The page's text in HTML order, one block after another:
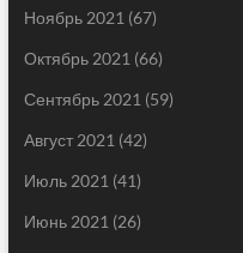
Ноябрь 2021 (67)
Октябрь 2021 (66)
Сентябрь 2021 (59)
Август 2021 (42)
Июль 2021 (41)
Июнь 2021 (26)